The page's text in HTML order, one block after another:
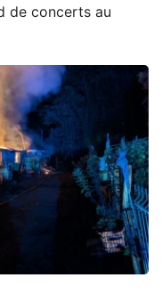
de concerts au